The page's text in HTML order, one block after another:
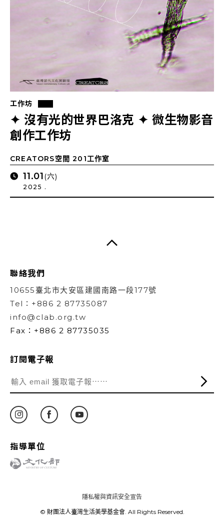
工作坊
✦ 沒有光的世界巴洛克 ✦ 微生物影音
創作工作坊
CREATORS空間 201工作室
11.01(六)
2025 .
聯絡我們
10655臺北市大安區建國南路一段177號
Tel：+886 2 87735087
info@clab.org.tw
Fax：+886 2 87735035
訂閱電子報
指導單位
隱私權與資訊安全宣告
© 財團法人臺灣生活美學基金會. All Rights Reserved.